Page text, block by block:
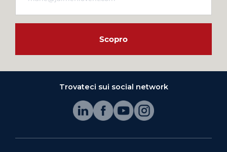
Scopro
Trovateci sui social network